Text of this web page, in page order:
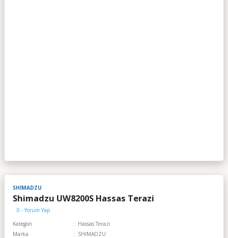
SHIMADZU
Shimadzu UW8200S Hassas Terazi
0 - Yorum Yap
Kategori
Hassas Terazi
Marka
SHIMADZU